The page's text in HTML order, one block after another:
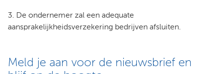
3. De ondernemer zal een adequate
aansprakelijkheidsverzekering bedrijven afsluiten.
Meld je aan voor de nieuwsbrief en